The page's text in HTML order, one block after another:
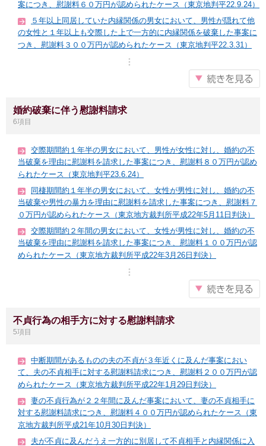
案につき、慰謝料６０万円が認められたケース（東京地判平22.9.24）
５年以上同居していた内縁関係の男女において、男性が隠れて他
の女性と１年以上も交際した上で一方的に内縁関係を破棄した事案に
つき、慰謝料３００万円が認められたケース（東京地判平22.3.31）
婚約破棄に伴う慰謝料請求
6項目
交際期間約１年半の男女において、男性が女性に対し、婚約の不
当破棄を理由に慰謝料を請求した事案につき、慰謝料８０万円が認め
られたケース（東京地判平23.6.24）
同棲期間約１年半の男女において、女性が男性に対し、婚約の不
当破棄や男性の暴力を理由に慰謝料を請求した事案につき、慰謝料７
０万円が認められたケース（東京地方裁判所平成22年5月11日判決）
交際期間約２年間の男女において、女性が男性に対し、婚約の不
当破棄を理由に慰謝料を請求した事案につき、慰謝料１００万円が認
められたケース（東京地方裁判所平成22年3月26日判決）
不貞行為の相手方に対する慰謝料請求
5項目
中断期間があるものの夫の不貞が３年近くに及んだ事案におい
て、夫の不貞相手に対する慰謝料請求につき、慰謝料２００万円が認
められたケース（東京地方裁判所平成22年1月29日判決）
妻の不貞行為が２２年間に及んだ事案において、妻の不貞相手に
対する慰謝料請求につき、慰謝料４００万円が認められたケース（東
京地方裁判所平成21年10月30日判決）
夫が不貞に及んだうえ一方的に別居して不貞相手と内縁関係に入